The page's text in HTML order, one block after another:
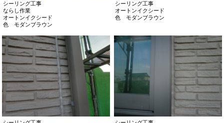
シーリング工事
ならし作業
オートンイクシード
色 モダンブラウン
シーリング工事
オートンイクシード
色 モダンブラウン